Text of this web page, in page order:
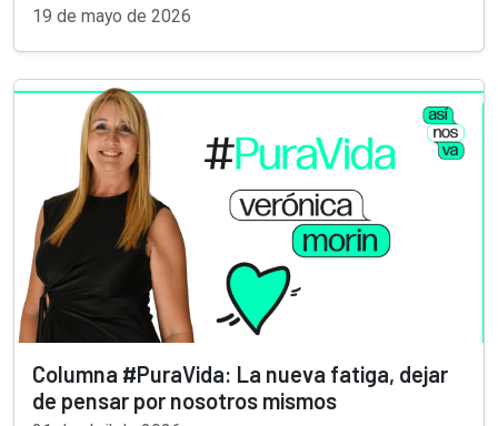
19 de mayo de 2026
Columna #PuraVida: La nueva fatiga, dejar
de pensar por nosotros mismos